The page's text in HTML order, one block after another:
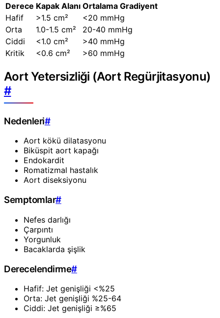
Derece Kapak Alanı Ortalama Gradiyent
Hafif
>1.5 cm²
<20 mmHg
Orta
1.0-1.5 cm²
20-40 mmHg
Ciddi
<1.0 cm²
>40 mmHg
Kritik
<0.6 cm² >60 mmHg
Aort Yetersizliği (Aort Regürjitasyonu)
#
Nedenleri#
Aort kökü dilatasyonu
Biküspit aort kapağı
Endokardit
Romatizmal hastalık
Aort diseksiyonu
Semptomlar#
Nefes darlığı
Çarpıntı
Yorgunluk
Bacaklarda şişlik
Derecelendirme#
Hafif: Jet genişliği <%25
Orta: Jet genişliği %25-64
Ciddi: Jet genişliği ≥%65